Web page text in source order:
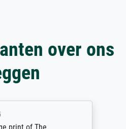
over ons